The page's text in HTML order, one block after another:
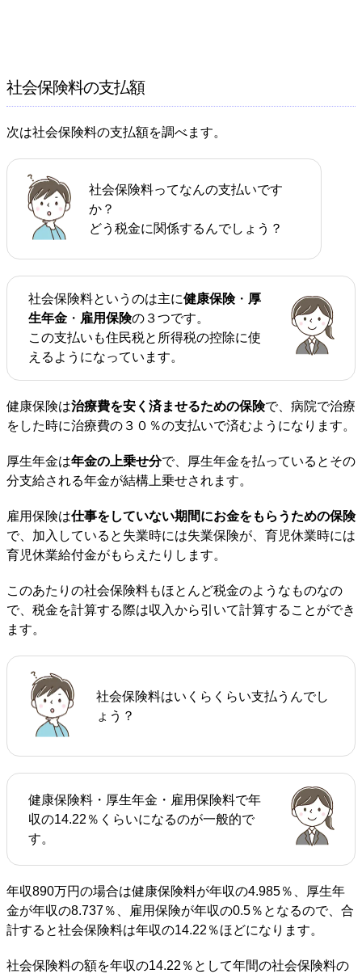
社会保険料の支払額
次は社会保険料の支払額を調べます。
社会保険料ってなんの支払いです
か？
どう税金に関係するんでしょう？
社会保険料というのは主に健康保険・ 厚
生年金 ・ 雇用保険の３つです。
この支払いも住民税と所得税の控除に使
えるようになっています。
健康保険は治療費を安く済ませるための保険で、病院で治療
をした時に治療費の３０％の支払いで済むようになります。
厚生年金は年金の上乗せ分で、厚生年金を払っているとその
分支給される年金が結構上乗せされます。
雇用保険は仕事をしていない期間にお金をもらうための保険
で、加入していると失業時には失業保険が、育児休業時には
育児休業給付金がもらえたりします。
このあたりの社会保険料もほとんど税金のようなものなの
で、税金を計算する際は収入から引いて計算することができ
ます。
社会保険料はいくらくらい支払うんでし
ょう？
健康保険料・厚生年金・雇用保険料で年
収の14.22％くらいになるのが一般的で
す。
年収890万円の場合は健康保険料が年収の4.985％、厚生年
金が年収の8.737％、雇用保険が年収の0.5％となるので、合
計すると社会保険料は年収の14.22％ほどになります。
社会保険料の額を年収の14.22％として年間の社会保険料の